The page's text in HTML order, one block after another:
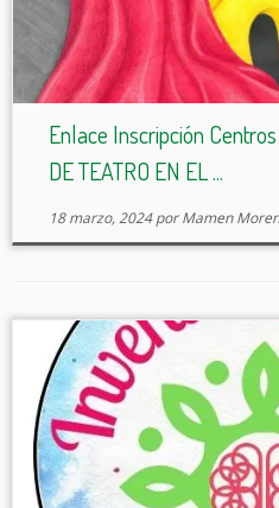
Enlace Inscripción
DE TEATRO EN EL ...
18 marzo, 2024 porMamen